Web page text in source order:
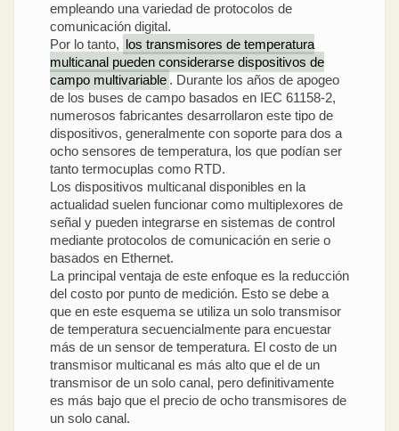
empleando una variedad de protocolos de
comunicación digital.
Por lo tanto, los transmisores de temperatura
multicanal pueden considerarse dispositivos de
campo multivariable . Durante los años de apogeo
de los buses de campo basados en IEC 61158-2,
numerosos fabricantes desarrollaron este tipo de
dispositivos, generalmente con soporte para dos a
ocho sensores de temperatura, los que podían ser
tanto termocuplas como RTD.
Los dispositivos multicanal disponibles en la
actualidad suelen funcionar como multiplexores de
señal y pueden integrarse en sistemas de control
mediante protocolos de comunicación en serie o
basados en Ethernet.
La principal ventaja de este enfoque es la reducción
del costo por punto de medición. Esto se debe a
que en este esquema se utiliza un solo transmisor
de temperatura secuencialmente para encuestar
más de un sensor de temperatura. El costo de un
transmisor multicanal es más alto que el de un
transmisor de un solo canal, pero definitivamente
es más bajo que el precio de ocho transmisores de
un solo canal.